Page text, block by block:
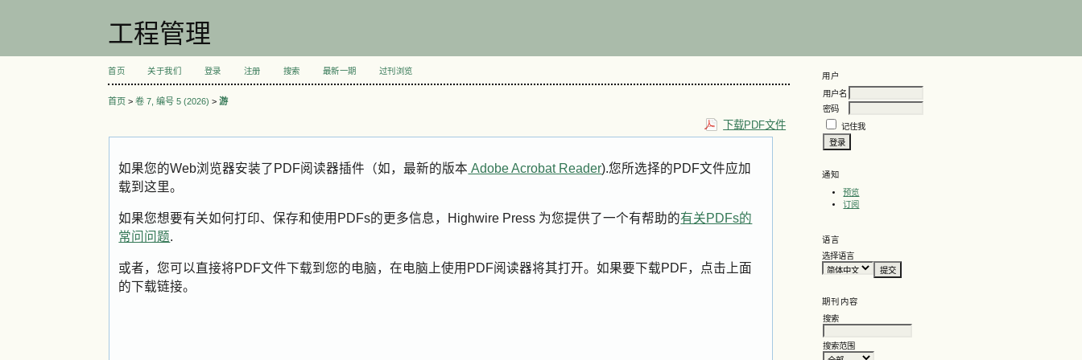
工程管理
用户
用户名
密码
记住我
通知
预览
订阅
语言
选择语言
期刊内容
搜索
搜索范围
首页 关于我们 登录 注册 搜索 最新一期 过刊浏览
首页 >卷 7, 编号 5 (2026) >游
下载PDF文件
如果您的Web浏览器安装了PDF阅读器插件（如，最新的版本 Adobe Acrobat Reader).您所选择的PDF文件应加
载到这里。
如果您想要有关如何打印、保存和使用PDFs的更多信息，Highwire Press 为您提供了一个有帮助的有关PDFs的
常问问题.
或者，您可以直接将PDF文件下载到您的电脑，在电脑上使用PDF阅读器将其打开。如果要下载PDF，点击上面
的下载链接。